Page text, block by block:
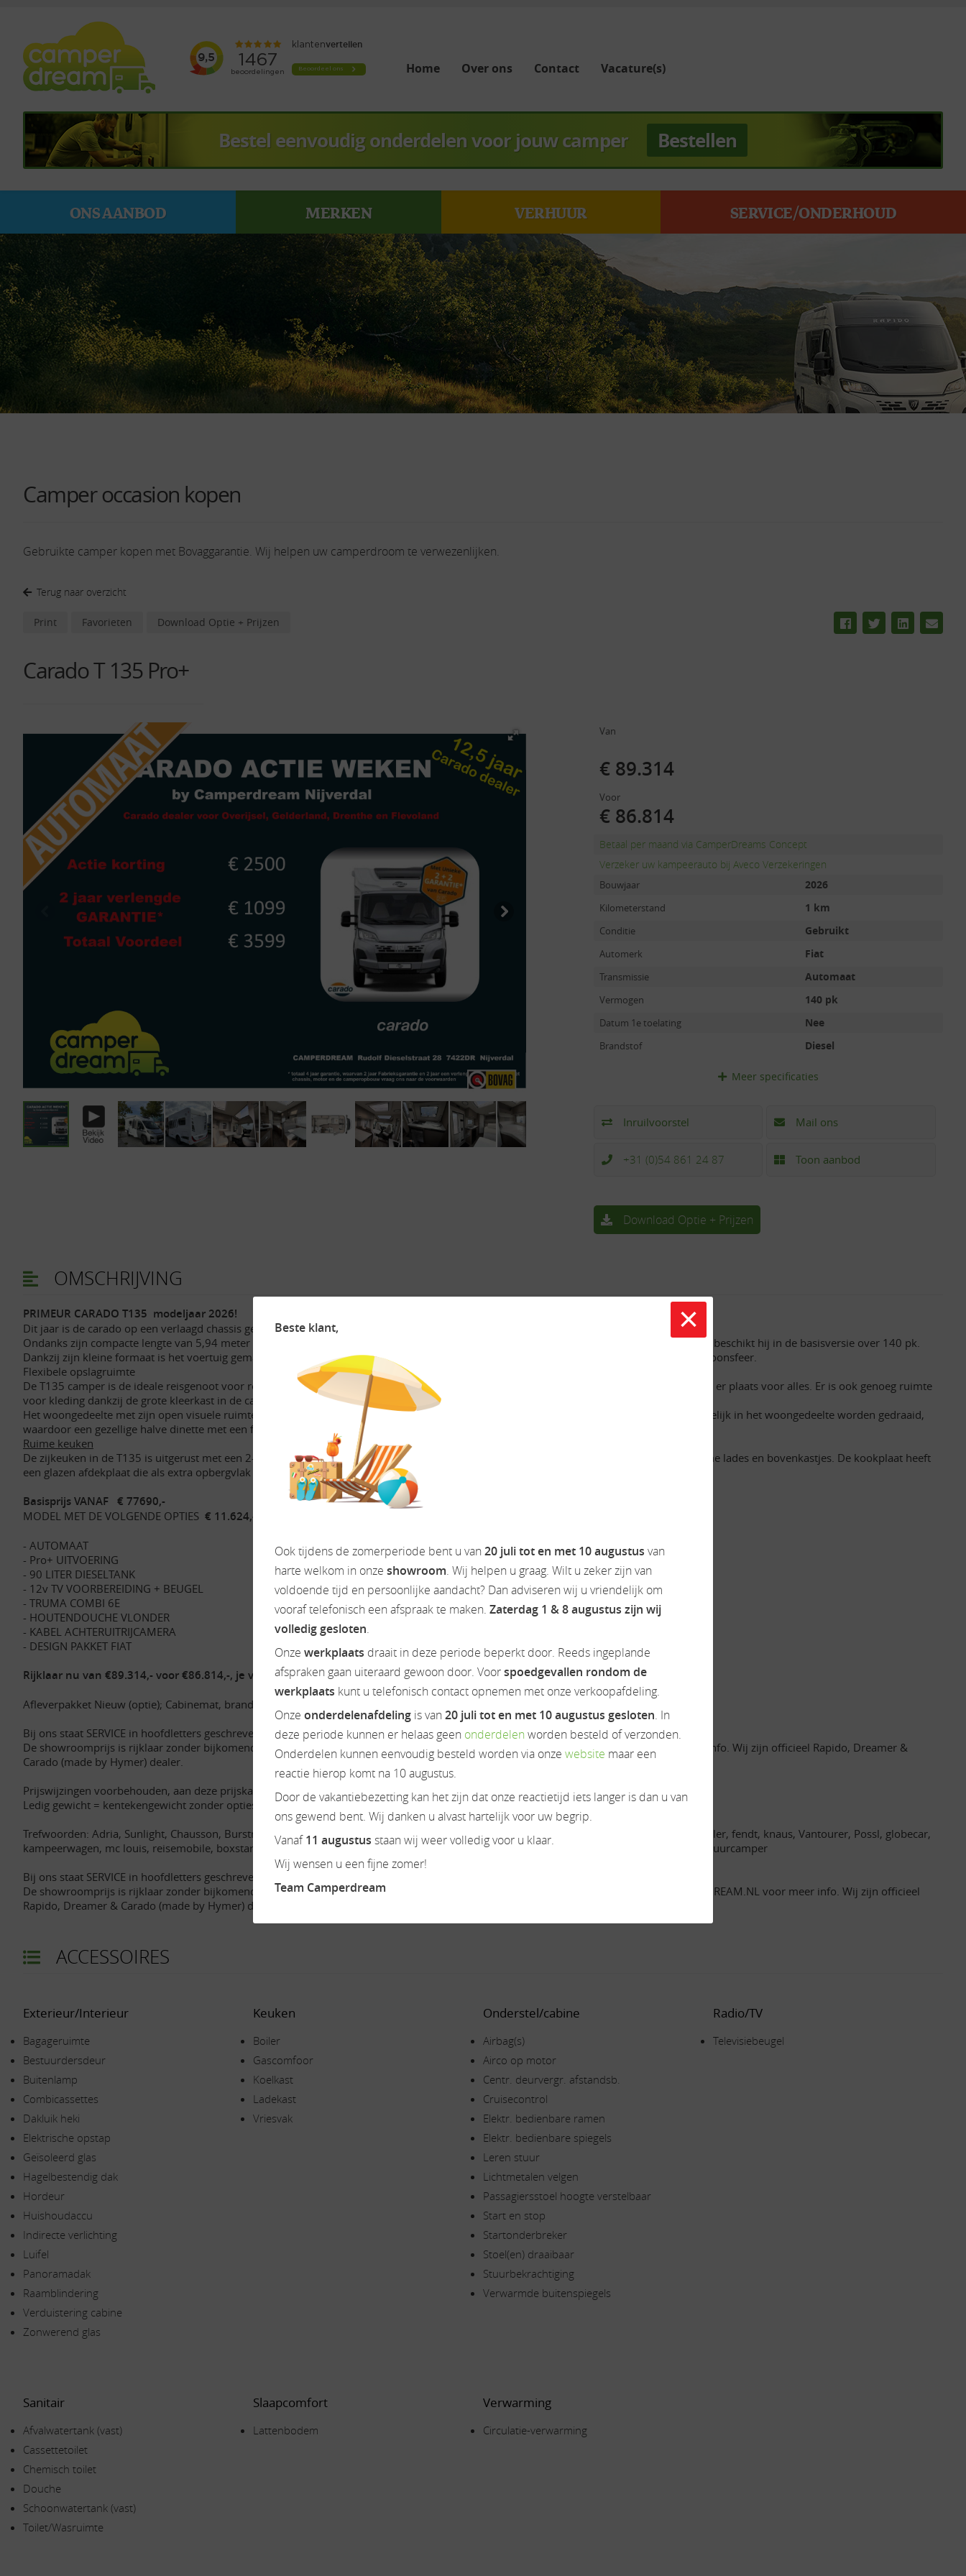
Home Over ons Contact Vacature(s)
Bestel eenvoudig onderdelen voor jouw camper Bestellen
ONS AANBOD MERKEN VERHUUR SERVICE/ONDERHOUD
Camper occasion kopen
Gebruikte camper kopen met Bovaggarantie. Wij helpen uw camperdroom te verwezenlijken.
Terug naar overzicht
Print Favorieten Download Optie + Prijzen
Carado T 135 Pro+
Van
€ 89.314
Voor
€ 86.814
Betaal per maand via CamperDreams Concept
Verzeker uw kampeerauto bij Aveco Verzekeringen
Bouwjaar 2026
Kilometerstand 1 km
Conditie Gebruikt
Automerk Fiat
Transmissie Automaat
Vermogen 140 pk
Datum 1e toelating Nee
Brandstof Diesel
Meerspecificaties
Inruilvoorstel Mail ons
+31 (0)54 861 24 87 Toon aanbod
Download Optie + Prijzen
OMSCHRIJVING
PRIMEUR CARADO T135 modeljaar 2026!
Dit jaar is de carado op een verlaagd chassis gezet, MET MOGELIJKHEID VAN HEFBED, dit komt al zijn eigenschappen ten goede.
Ondanks zijn compacte lengte van 5,94 meter biedt de halfintegrale T135 op een Fiat Ducato-onderstel plaats aan maximaal 4 personen en beschikt hij in de basisversie over 140 pk.
Dankzij zijn kleine formaat is het voertuig gemakkelijk te manoeuvreren in de stad en biedt het toch voldoende ruimte voor een gezellige woonsfeer.
Flexibele opslagruimte
De T135 camper is de ideale reisgenoot voor reizigers die veel bagage mee willen nemen. Met de garage achterin en de vele bovenkastjes is er plaats voor alles. Er is ook genoeg ruimte
voor kleding dankzij de grote kleerkast in de camper. mET
Het woongedeelte met zijn open visuele ruimte zorgt voor een aangenaam gevoel. De bestuurders- en voorpassagiersstoel kunnen gemakkelijk in het woongedeelte worden gedraaid,
waardoor een gezellige halve dinette met een functionele tafel ontstaat.
Ruime keuken
De zijkeuken in de T135 is uitgerust met een 2-pits kookplaat met ontsteking. Al het nodige keukengerei kan worden opgeborgen in de ruime lades en bovenkastjes. De kookplaat heeft
een glazen afdekplaat die als extra opbergvlak dient.
Basisprijs VANAF € 77690,-
MODEL MET DE VOLGENDE OPTIES € 11.624,-
- AUTOMAAT
- Pro+ UITVOERING
- 90 LITER DIESELTANK
- 12v TV VOORBEREIDING + BEUGEL
- TRUMA COMBI 6E
- HOUTENDOUCHE VLONDER
- KABEL ACHTERUITRIJCAMERA
- DESIGN PAKKET FIAT
Rijklaar nu van €89.314,- voor €86.814,-, je voordeel €2.500,- en verlengde garantie 2+2 jaar t.w.v. €1.099,-.
Afleverpakket Nieuw (optie); Cabinemat, brandstof €75,-, Luxe kentekenplaten, gevarendriehoek, verbandtrommel €250,-
Bij ons staat SERVICE in hoofdletters geschreven.
De showroomprijs is rijklaar zonder bijkomende kosten en inclusief bovaggarantie. Zie onze website WWW.CAMPERDREAM.NL voor meer info. Wij zijn officieel Rapido, Dreamer &
Carado (made by Hymer) dealer.
Prijswijzingen voorbehouden, aan deze prijskaart kunnen geen rechten worden ontleend.
Ledig gewicht = kentekengewicht zonder opties en accessoires.
Trefwoorden: Adria, Sunlight, Chausson, Burstner, Possl, Buscamper, weinsberg, twin, carado, half integraal, hymer, frankia, hobby, lmc, roller, fendt, knaus, Vantourer, Possl, globecar,
kampeerwagen, mc louis, reisemobile, boxstar, dethleffs, globebus, 2 win, camper, wohnmobil, euramobil, fiat, vakantie, camperverhuur, huurcamper
Bij ons staat SERVICE in hoofdletters geschreven.
De showroomprijs is rijklaar zonder bijkomende kosten en inclusief bovaggarantie tenzij anders vermeld. Zie onze website WWW.CAMPERDREAM.NL voor meer info. Wij zijn officieel
Rapido, Dreamer & Carado (made by Hymer) dealer.
ACCESSOIRES
Exterieur/Interieur
Bagageruimte
Bestuurdersdeur
Buitenlamp
Combicassettes
Dakluik heki
Elektrische opstap
Geïsoleerd glas
Hagelbestendig dak
Hordeur
Huishoudaccu
Indirecte verlichting
Luifel
Panoramadak
Raamblindering
Verduistering cabine
Zonwerend glas
Keuken
Boiler
Gascomfoor
Koelkast
Ladekast
Vriesvak
Onderstel/cabine
Airbag(s)
Airco op motor
Centr. deurvergr. afstandsb.
Cruisecontrol
Elektr. bedienbare ramen
Elektr. bedienbare spiegels
Leren stuur
Lichtmetalen velgen
Passagiersstoel hoogte verstelbaar
Start en stop
Startonderbreker
Stoel(en) draaibaar
Stuurbekrachtiging
Verwarmde buitenspiegels
Radio/TV
Televisiebeugel
Sanitair
Afvalwatertank (vast)
Cassettetoilet
Chemisch toilet
Douche
Schoonwatertank (vast)
Toilet/Wasruimte
Slaapcomfort
Lattenbodem
Verwarming
Circulatie-verwarming
Beste klant,
Ook tijdens de zomerperiode bent u van 20 juli tot en met 10 augustus van
harte welkom in onze showroom. Wij helpen u graag. Wilt u zeker zijn van
voldoende tijd en persoonlijke aandacht? Dan adviseren wij u vriendelijk om
vooraf telefonisch een afspraak te maken. Zaterdag 1 & 8 augustus zijn wij
volledig gesloten.
Onze werkplaats draait in deze periode beperkt door. Reeds ingeplande
afspraken gaan uiteraard gewoon door. Voorspoedgevallen rondom de
werkplaats kunt u telefonisch contact opnemen met onze verkoopafdeling.
Onze onderdelenafdeling is van 20 juli tot en met 10 augustus gesloten. In
deze periode kunnen er helaas geen onderdelen worden besteld of verzonden.
Onderdelen kunnen eenvoudig besteld worden via onze website maar een
reactie hierop komt na 10 augustus.
Door de vakantiebezetting kan het zijn dat onze reactietijd iets langer is dan u van
ons gewend bent. Wij danken u alvast hartelijk voor uw begrip.
Vanaf11 augustus staan wij weer volledig voor u klaar.
Wij wensen u een fijne zomer!
Team Camperdream
×